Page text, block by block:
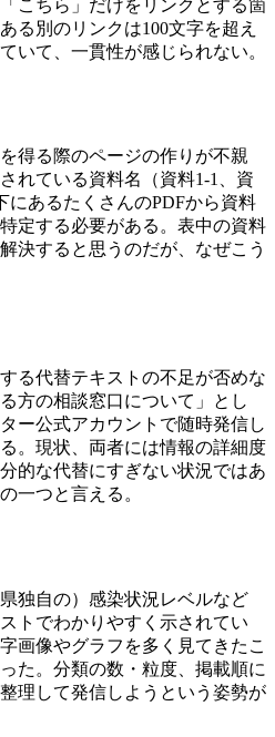
こちら」だけをリンクとする箇
る別のリンクは100文字を超え
いて、一貫性が感じられない。
得る際のページの作りが不親
れている資料名（資料1-1、資
にあるたくさんのPDFから資料
定する必要がある。表中の資料
決すると思うのだが、なぜこう
る代替テキストの不足が否めな
方の相談窓口について」とし
ー公式アカウントで随時発信し
。現状、両者には情報の詳細度
的な代替にすぎない状況ではあ
一つと言える。
独自の）感染状況レベルなど
トでわかりやすく示されてい
画像やグラフを多く見てきたこ
た。分類の数・粒度、掲載順に
理して発信しようという姿勢が